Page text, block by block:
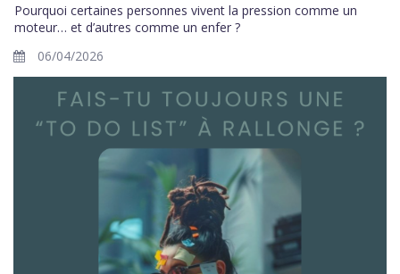
Pourquoi certaines personnes vivent la pression comme un
moteur… et d’autres comme un enfer ?
06/04/2026